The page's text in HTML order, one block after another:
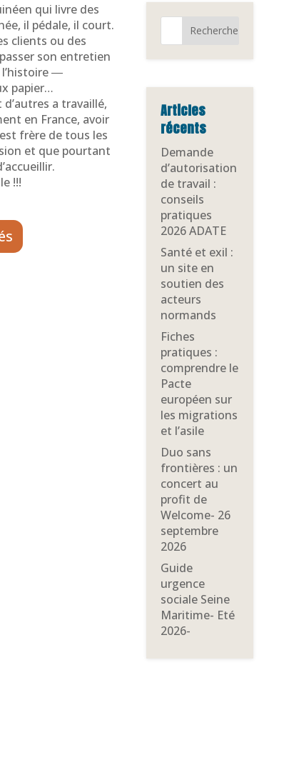
qui livre des
il pédale, il court.
clients ou des
son entretien
l’histoire ―
papier…
a travaillé,
en France, avoir
frère de tous les
et que pourtant
!!!
Articles
récents
Demande
d’autorisation
de travail :
conseils
pratiques
2026 ADATE
Santé et exil :
un site en
soutien des
acteurs
normands
Fiches
pratiques :
comprendre le
Pacte
européen sur
les migrations
et l’asile
Duo sans
frontières : un
concert au
profit de
Welcome- 26
septembre
2026
Guide
urgence
sociale Seine
Maritime- Eté
2026-